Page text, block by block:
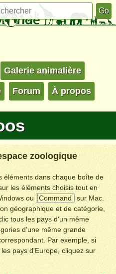
Galerie animalière
Forum À propos
zoologique
éléments dans chaque boîte de
les éléments choisis tout en
ou Command
sur Mac.
géographique et de catégorie,
tous les pays d'un même
d'une même grande
Par exemple, si
pays d'Europe, cliquez sur